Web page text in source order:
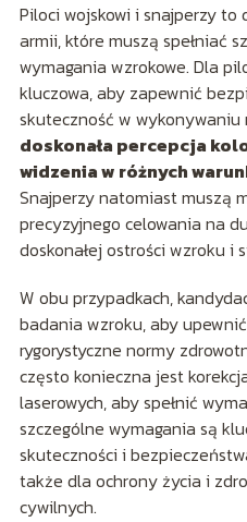
Piloci wojskowi i snajperzy to
armii, które muszą spełniać
wymagania wzrokowe. Dla
kluczowa, aby zapewnić
skuteczność w wykonywaniu
doskonała percepcja
widzenia w różnych
Snajperzy natomiast muszą
precyzyjnego celowania na
doskonałej ostrości wzroku i
W obu przypadkach,
badania wzroku, aby
rygorystyczne normy
często konieczna jest
laserowych, aby spełnić
szczególne wymagania są
skuteczności i
także dla ochrony życia i
cywilnych.